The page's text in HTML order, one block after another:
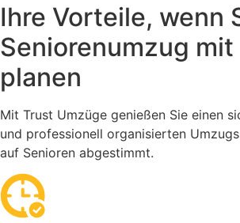
Ihre Vorteile, wenn
Seniorenumzug mit
planen
Mit Trust Umzüge genießen Sie einen
und professionell organisierten
auf Senioren abgestimmt.